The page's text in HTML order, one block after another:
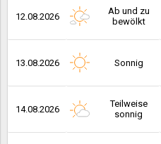
12.08.2026
Ab und zu
bewölkt
13.08.2026 Sonnig
14.08.2026
Teilweise
sonnig